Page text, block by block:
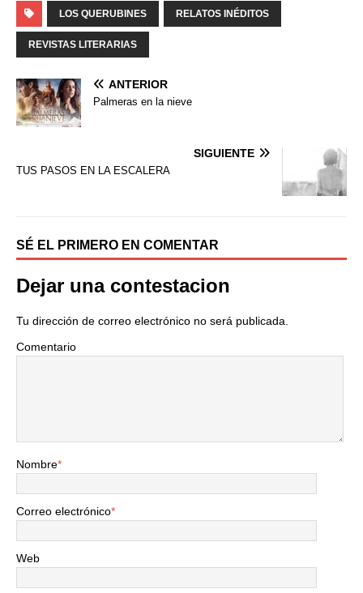
e
b
o
k
i
t
t
e
m
p
a
r
LOS QUERUBINES RELATOS INÉDITOS
REVISTAS LITERARIAS
ANTERIOR
Palmeras en la nieve
SIGUIENTE
TUS PASOS EN LA ESCALERA
SÉ EL PRIMERO EN COMENTAR
Dejar una contestacion
Tu dirección de correo electrónico no será publicada.
Comentario
Nombre*
Correo electrónico*
Web